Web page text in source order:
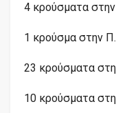
4 κρούσματα στην
1 κρούσμα στην
23 κρούσματα
10 κρούσματα